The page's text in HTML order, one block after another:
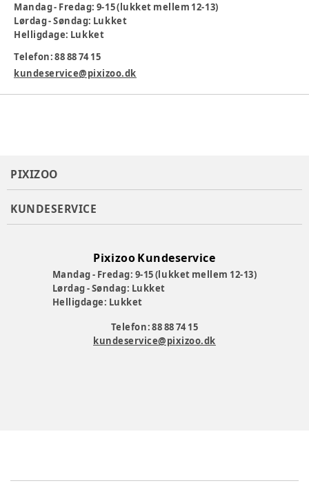
overtøj på milde dage eller som et ekstra lag under
regntøjet, så dit barn altid er godt klædt på til leg og eventyr.
Materialesammensætning
Tøj størrelse:68 cm / 6 mdr.
Mandag - Fredag: 9-15 (lukket mellem 12-13)
Lørdag - Søndag: Lukket
Helligdage: Lukket
Telefon: 88 88 74 15
kundeservice@pixizoo.dk
PIXIZOO
KUNDESERVICE
Pixizoo Kundeservice
Mandag - Fredag: 9-15 (lukket mellem 12-13)
Lørdag - Søndag: Lukket
Helligdage: Lukket
Telefon: 88 88 74 15
kundeservice@pixizoo.dk